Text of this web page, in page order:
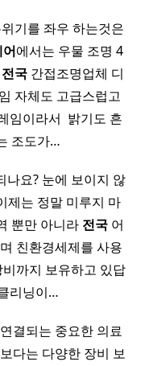
기를 좌우 하는것은
에서는 우물 조명 4
전국 간접조명업체 디
자체도 고급스럽고
임이라서 ​ 밝기도 흔
조도가…
나요? 눈에 보이지 않
제는 정말 미루지 마
뿐만 아니라 전국 어
친환경세제를 사용
까지 보유하고 있답
리닝이…
결되는 중요한 의료
다는 다양한 장비 보